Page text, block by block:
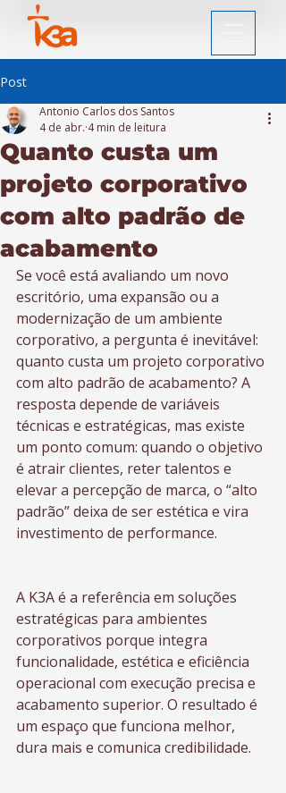
Post
Quanto custa um
projeto corporativo
com alto padrão de
acabamento
Antonio Carlos dos Santos
4 de abr. 4 min de leitura
Se você está avaliando um novo
escritório, uma expansão ou a
modernização de um ambiente
corporativo, a pergunta é inevitável:
quanto custa um projeto corporativo
com alto padrão de acabamento? A
resposta depende de variáveis
técnicas e estratégicas, mas existe
um ponto comum: quando o objetivo
é atrair clientes, reter talentos e
elevar a percepção de marca, o “alto
padrão” deixa de ser estética e vira
investimento de performance.
A K3A é a referência em soluções
estratégicas para ambientes
corporativos porque integra
funcionalidade, estética e eficiência
operacional com execução precisa e
acabamento superior. O resultado é
um espaço que funciona melhor,
dura mais e comunica credibilidade.